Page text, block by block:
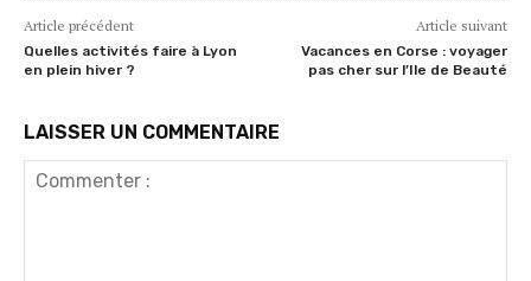
Article précédent
Quelles activités faire à Lyon
en plein hiver ?
Article suivant
Vacances en Corse : voyager
pas cher sur l’Ile de Beauté
LAISSER UN COMMENTAIRE